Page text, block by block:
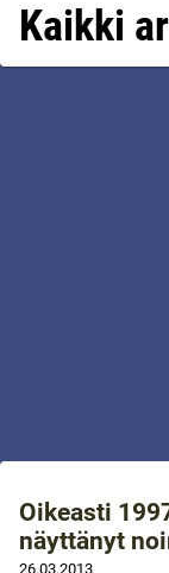
Kaikki
Oikeasti
näyttänyt
26.03.2013